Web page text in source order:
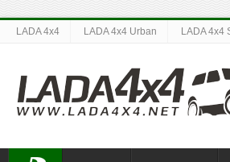
LADA 4x4 LADA 4x4 Urban LADA 4x4